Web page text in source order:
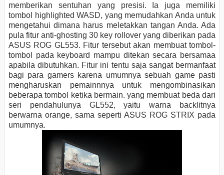
memberikan sentuhan yang presisi. Ia juga memiliki
tombol highlighted WASD, yang memudahkan Anda untuk
mengetahui dimana harus meletakkan tangan Anda. Ada
pula fitur anti-ghosting 30 key rollover yang diberikan pada
ASUS ROG GL553. Fitur tersebut akan membuat tombol-
tombol pada keyboard mampu ditekan secara bersamaa
apabila dibutuhkan. Fitur ini tentu saja sangat bermanfaat
bagi para gamers karena umumnya sebuah game pasti
mengharuskan pemainnnya untuk mengombinasikan
beberapa tombol ketika bermain. yang membuat beda dari
seri pendahulunya GL552, yaitu warna backlitnya
berwarna orange, sama seperti ASUS ROG STRIX pada
umumnya.